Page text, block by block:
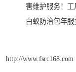
害维护服务！工
白蚁防治包年服
http://www.fsrc168.com